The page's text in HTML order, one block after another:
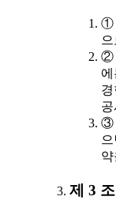
①
②
③
제 3